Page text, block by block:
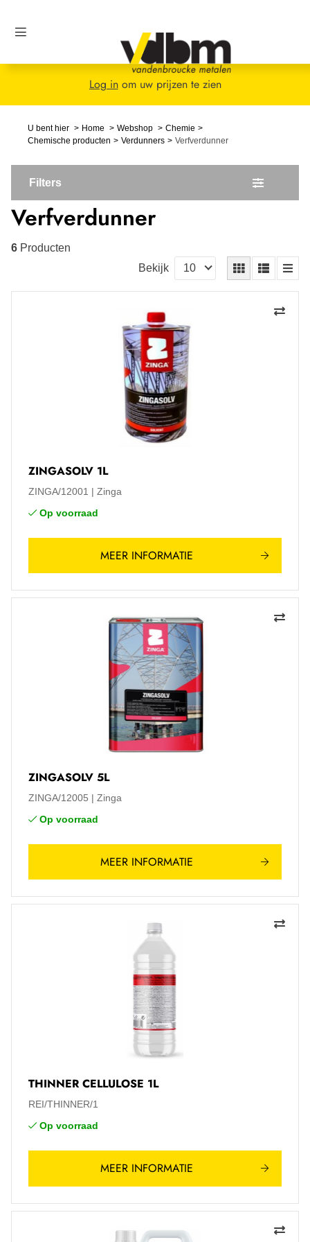
Log inom uw prijzen te zien
U bent hier Home Webshop
Chemie
Chemische producten
Verdunners Verfverdunner
Filters
Verfverdunner
6 Producten
Bekijk
ZINGASOLV 1L
ZINGA/12001
Zinga
Op voorraad
MEER INFORMATIE
ZINGASOLV 5L
ZINGA/12005
Zinga
Op voorraad
MEER INFORMATIE
THINNER CELLULOSE 1L
REI/THINNER/1
Op voorraad
MEER INFORMATIE